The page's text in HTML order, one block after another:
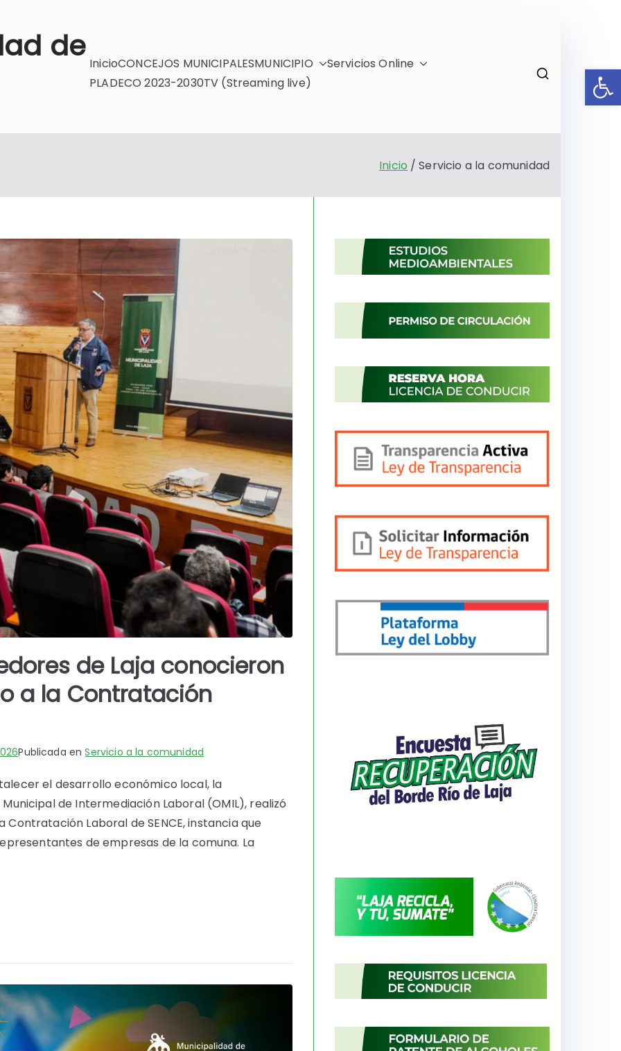
de InicioCONCEJOS MUNICIPALESMUNICIPIO
Servicios Online
PLADECO 2023-2030TV (Streaming live)
Inicio Servicio a la comunidad
de Laja conocieron
a la Contratación
Publicada enServicio a la comunidad
el desarrollo económico local, la
de Intermediación Laboral (OMIL), realizó
Laboral de SENCE, instancia que
de empresas de la comuna. La